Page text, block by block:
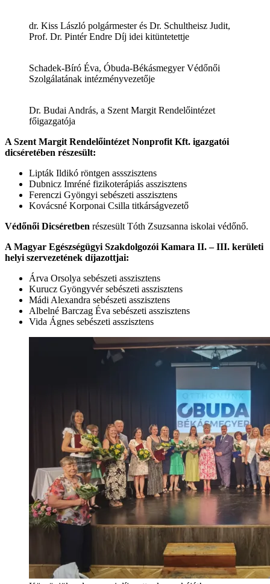
dr. Kiss László polgármester és Dr. Schultheisz Judit,
Prof. Dr. Pintér Endre Díj idei kitüntetettje
Schadek-Bíró Éva, Óbuda-Békásmegyer Védőnői
Szolgálatának intézményvezetője
Dr. Budai András, a Szent Margit Rendelőintézet
főigazgatója
A Szent Margit Rendelőintézet Nonprofit Kft. igazgatói
dicséretében részesült:
Lipták Ildikó röntgen assszisztens
Dubnicz Imréné fizikoterápiás asszisztens
Ferenczi Gyöngyi sebészeti asszisztens
Kovácsné Korponai Csilla titkárságvezető
Védőnői Dicséretben részesült Tóth Zsuzsanna iskolai védőnő.
A Magyar Egészségügyi Szakdolgozói Kamara II. – III. kerületi
helyi szervezetének díjazottjai:
Árva Orsolya sebészeti asszisztens
Kurucz Gyöngyvér sebészeti asszisztens
Mádi Alexandra sebészeti asszisztens
Albelné Barczag Éva sebészeti asszisztens
Vida Ágnes sebészeti asszisztens